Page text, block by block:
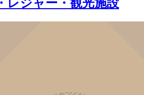
レジャー・観光施設